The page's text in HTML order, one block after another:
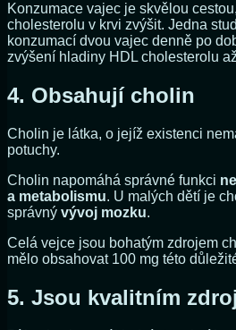
Konzumace vajec je skvělou
cholesterolu v krvi zvýšit. Jedna
konzumací dvou vajec denně po
zvýšení hladiny HDL cholesterolu
4. Obsahují cholin
Cholin je látka, o jejíž existenci
potuchy.
Cholin napomáhá správné funkci
a metabolismu. U malých dětí je
správný vývoj mozku.
Celá vejce jsou bohatým zdrojem
mělo obsahovat 100 mg této
5. Jsou kvalitním